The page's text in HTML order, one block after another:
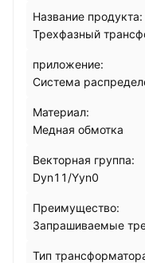
Название продукта:
Трехфазный
приложение:
Система
Материал:
Медная обмотка
Векторная группа:
Dyn11/Yyn0
Преимущество:
Запрашиваемые
Тип